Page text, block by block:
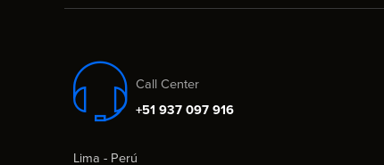
Call Center
+51 937 097 916
Lima - Perú